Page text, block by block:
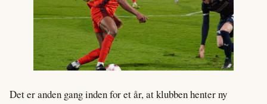
Det er anden gang inden for et år, at klubben henter ny